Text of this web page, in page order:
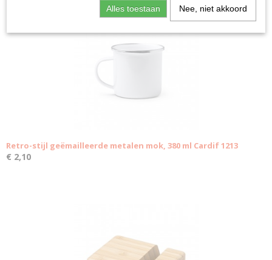
Retro-stijl geëmailleerde metalen mok, 380 ml Cardif 1213
€ 2,10
Alles toestaan Nee, niet akkoord